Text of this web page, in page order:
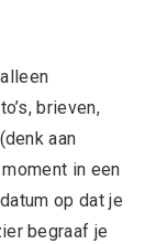
brieven,
aan
in een
op dat je
begraaf je